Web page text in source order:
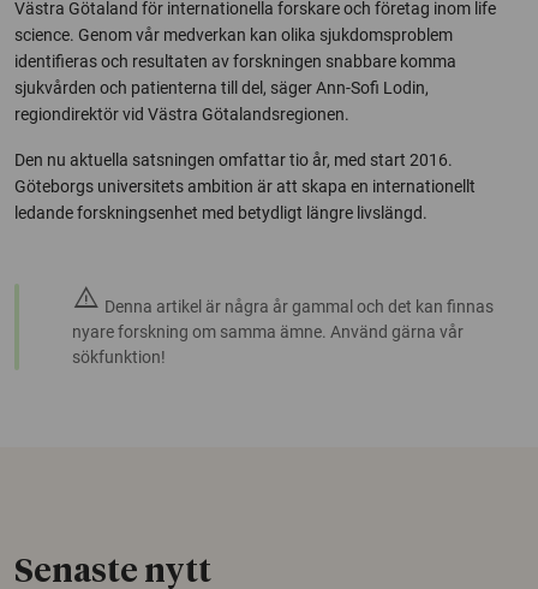
Västra Götaland för internationella forskare och företag inom life
science. Genom vår medverkan kan olika sjukdomsproblem
identifieras och resultaten av forskningen snabbare komma
sjukvården och patienterna till del, säger Ann-Sofi Lodin,
regiondirektör vid Västra Götalandsregionen.
Den nu aktuella satsningen omfattar tio år, med start 2016.
Göteborgs universitets ambition är att skapa en internationellt
ledande forskningsenhet med betydligt längre livslängd.
warning Denna artikel är några år gammal och det kan finnas
nyare forskning om samma ämne. Använd gärna vår
sökfunktion!
Senaste nytt